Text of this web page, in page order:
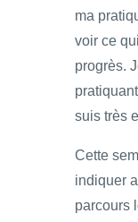
ma
voir ce
progrès.
suis très
Cette
indiquer
parcours